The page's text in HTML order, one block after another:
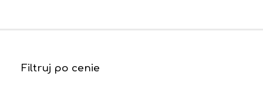
Filtruj po cenie